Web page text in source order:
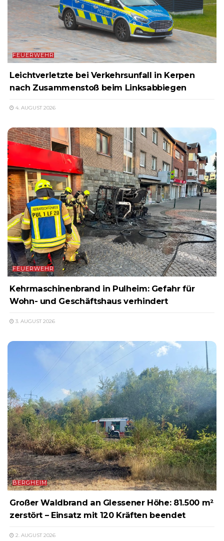
FEUERWEHR
Leichtverletzte bei Verkehrsunfall in Kerpen
nach Zusammenstoß beim Linksabbiegen
4. AUGUST 2026
FEUERWEHR
Kehrmaschinenbrand in Pulheim: Gefahr für
Wohn- und Geschäftshaus verhindert
3. AUGUST 2026
BERGHEIM
Großer Waldbrand an Glessener Höhe: 81.500 m²
zerstört – Einsatz mit 120 Kräften beendet
2. AUGUST 2026